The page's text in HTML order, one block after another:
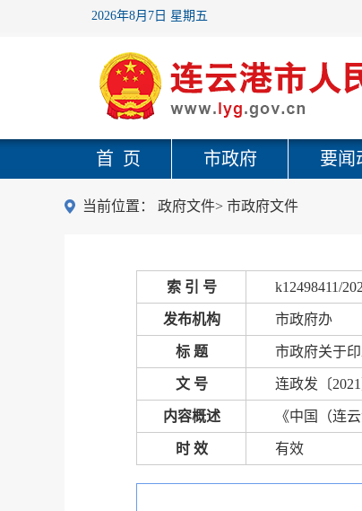
2026年8月7日 星期五
首 页 市政府 要闻
当前位置： 政府文件> 市政府文件
索 引 号 k12498411/
发布机构 市政府办
标 题 市政府关于
文 号 连政发〔
内容概述 《中国（连
时 效 有效